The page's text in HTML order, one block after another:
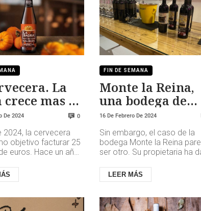
La
mas de
De 2024 0
2024, la cervecera
objetivo facturar 25
euros. Hace un año,
2022, s...
FIN DE SEMANA
Monte la Reina,
una bodega de
Toro, con
joven
16 De Febrero De 2024
Sin embargo, el caso de la
bodega Monte la Reina
ser otro. Su propietaria ha
por su padre con nuevas
LEER MÁS